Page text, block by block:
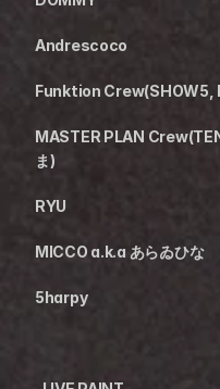
Andrescoco
Funktion Crew(SHOW5,
MASTER PLAN
ま)
RYU
MICCO a.k.a あらゐひな
5harpy